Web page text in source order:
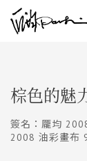
棕色的魅
簽名：龎均
2008 油彩畫布